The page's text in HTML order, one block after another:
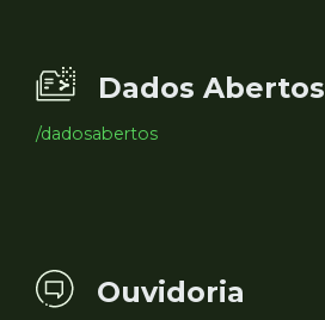
Dados Abertos
/dadosabertos
Ouvidoria